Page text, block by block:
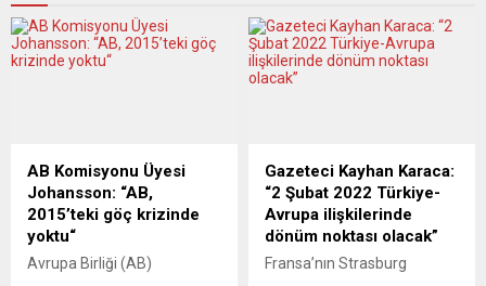
AB Komisyonu Üyesi
Johansson: “AB,
2015’teki göç krizinde
yoktu“
Avrupa Birliği (AB)
Gazeteci Kayhan Karaca:
“2 Şubat 2022 Türkiye-
Avrupa ilişkilerinde
dönüm noktası olacak”
Fransa’nın Strasburg